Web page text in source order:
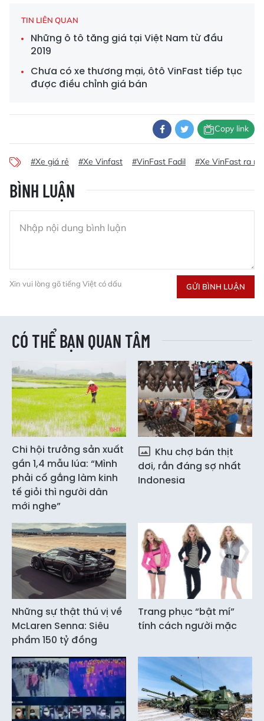
TIN LIÊN QUAN
Những ô tô tăng giá tại Việt Nam từ đầu
2019
Chưa có xe thương mại, ôtô VinFast tiếp tục
được điều chỉnh giá bán
Copy link
#Xe giá rẻ #Xe Vinfast #VinFast Fadil #Xe VinFast ra
BÌNH LUẬN
Xin vui lòng gõ tiếng Việt có dấu GỬI BÌNH LUẬN
CÓ THỂ BẠN QUAN TÂM
Chi hội trưởng sản xuất
gần 1,4 mẫu lúa: “Mình
phải cố gắng làm kinh
tế giỏi thì người dân
mới nghe”
Khu chợ bán thịt
dơi, rắn đáng sợ nhất
Indonesia
Những sự thật thú vị về
McLaren Senna: Siêu
phẩm 150 tỷ đồng
Trang phục “bật mí”
tính cách người mặc